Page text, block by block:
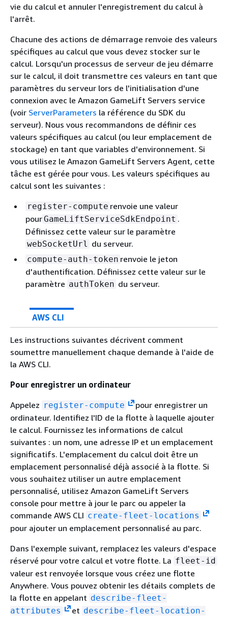
vie du calcul et annuler l'enregistrement du calcul à
l'arrêt.
Chacune des actions de démarrage renvoie des valeurs
spécifiques au calcul que vous devez stocker sur le
calcul. Lorsqu'un processus de serveur de jeu démarre
sur le calcul, il doit transmettre ces valeurs en tant que
paramètres du serveur lors de l'initialisation d'une
connexion avec le Amazon GameLift Servers service
(voir ServerParameters la référence du SDK du
serveur). Nous vous recommandons de définir ces
valeurs spécifiques au calcul (ou leur emplacement de
stockage) en tant que variables d'environnement. Si
vous utilisez le Amazon GameLift Servers Agent, cette
tâche est gérée pour vous. Les valeurs spécifiques au
calcul sont les suivantes :
register-compute renvoie une valeur
pourGameLiftServiceSdkEndpoint .
Définissez cette valeur sur le paramètre
webSocketUrl du serveur.
compute-auth-token renvoie le jeton
d'authentification. Définissez cette valeur sur le
paramètre authToken du serveur.
AWS CLI
Les instructions suivantes décrivent comment
soumettre manuellement chaque demande à l'aide de
la AWS CLI.
Pour enregistrer un ordinateur
Appelez register-compute
pour enregistrer un
ordinateur. Identifiez l'ID de la flotte à laquelle ajouter
le calcul. Fournissez les informations de calcul
suivantes : un nom, une adresse IP et un emplacement
significatifs. L'emplacement du calcul doit être un
emplacement personnalisé déjà associé à la flotte. Si
vous souhaitez utiliser un autre emplacement
personnalisé, utilisez Amazon GameLift Servers
console pour mettre à jour le parc ou appeler la
commande AWS CLI create-fleet-locations
pour ajouter un emplacement personnalisé au parc.
Dans l'exemple suivant, remplacez les valeurs d'espace
réservé pour votre calcul et votre flotte. La fleet-id
valeur est renvoyée lorsque vous créez une flotte
Anywhere. Vous pouvez obtenir les détails complets de
la flotte en appelant describe-fleet-
attributes
et describe-fleet-location-